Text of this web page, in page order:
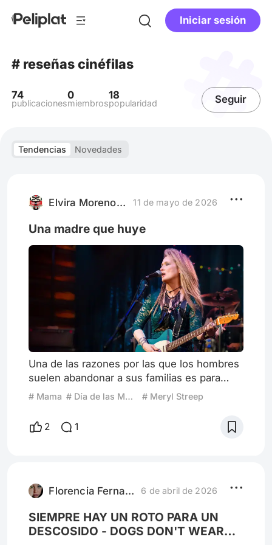
Iniciar sesión
# reseñas cinéfilas
74
publicaciones
0
miembros
18
popularidad Seguir
Tendencias Novedades
Elvira Moreno Rengifo 11 de mayo de 2026
Una madre que huye
Una de las razones por las que los hombres
suelen abandonar a sus familias es para
perseguir sus sueños. Aunque también
existe una ligera variación mucho más
aceptada entre las gentes, porque defiende
el clásico núcleo familiar. El hombre recibe
principios morales lo obligan
# Mama # Día de las Madres # Meryl Streep
2 1
Florencia Fernanda D 6 de abril de 2026
SIEMPRE HAY UN ROTO PARA UN
DESCOSIDO - DOGS DON'T WEAR